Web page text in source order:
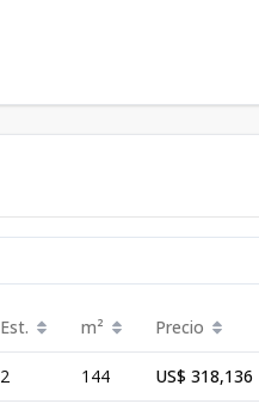
Est. m² Precio
2 144 US$ 318,136